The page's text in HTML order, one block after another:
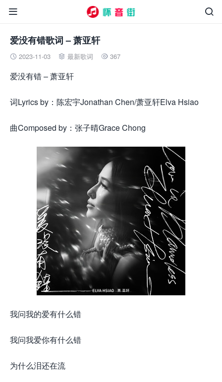


爱没有错歌词 – 萧亚轩
 2023-11-03  最新歌词  367
爱没有错 – 萧亚轩
词Lyrics by：陈宏宇Jonathan Chen/萧亚轩Elva Hsiao
曲Composed by：张子晴Grace Chong
我问我的爱有什么错
我问我爱你有什么错
为什么泪还在流